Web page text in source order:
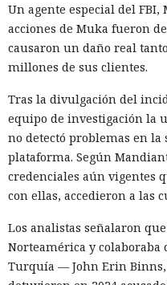
Un agente especial del
acciones de Muka fueron
causaron un daño real
millones de sus clientes.
Tras la divulgación del
equipo de investigación la
no detectó problemas en
plataforma. Según
credenciales aún vigentes
con ellas, accedieron a las
Los analistas señalaron
Norteamérica y colaboraba
Turquía — John Erin